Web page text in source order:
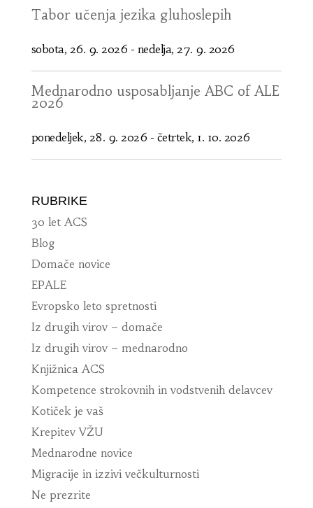
Tabor učenja jezika gluhoslepih
sobota, 26. 9. 2026 - nedelja, 27. 9. 2026
Mednarodno usposabljanje ABC of ALE
2026
ponedeljek, 28. 9. 2026 - četrtek, 1. 10. 2026
RUBRIKE
30 let ACS
Blog
Domače novice
EPALE
Evropsko leto spretnosti
Iz drugih virov – domače
Iz drugih virov – mednarodno
Knjižnica ACS
Kompetence strokovnih in vodstvenih delavcev
Kotiček je vaš
Krepitev VŽU
Mednarodne novice
Migracije in izzivi večkulturnosti
Ne prezrite